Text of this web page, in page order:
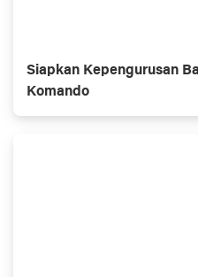
Siapkan Kepengurusan
Komando